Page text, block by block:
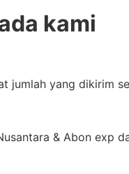
kami
jumlah yang dikirim
& Abon exp